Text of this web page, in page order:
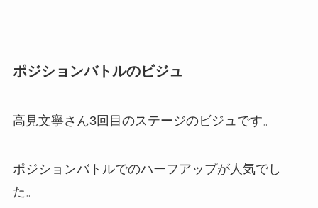
ポジションバトルのビジュ
高見文寧さん3回目のステージのビジュです。
ポジションバトルでのハーフアップが人気でし
た。